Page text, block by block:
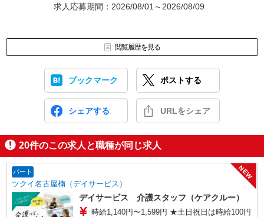
求人応募期間：2026/08/01～2026/08/09
閲覧履歴を見る
ブックマーク ポストする
シェアする URLをシェア
20件のこの求人と職種が同じ求人
パート
ツクイ名古屋楠（デイサービス）
NEW
デイサービス 介護スタッフ（ケアクルー）
時給1,140円〜1,599円 ★土日祝日は時給100円